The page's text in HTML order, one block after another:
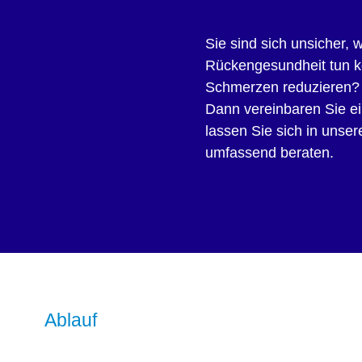
Sie sind sich unsicher,
Rückengesundheit tun
Schmerzen reduzieren?
Dann vereinbaren Sie
lassen Sie sich in
umfassend beraten.
Ablauf